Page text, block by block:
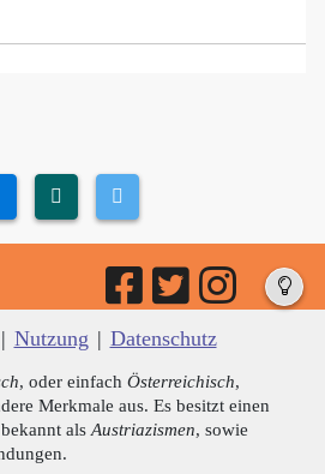
| Nutzung | Datenschutz
, oder einfach Österreichisch,
Merkmale aus. Es besitzt einen
als Austriazismen, sowie